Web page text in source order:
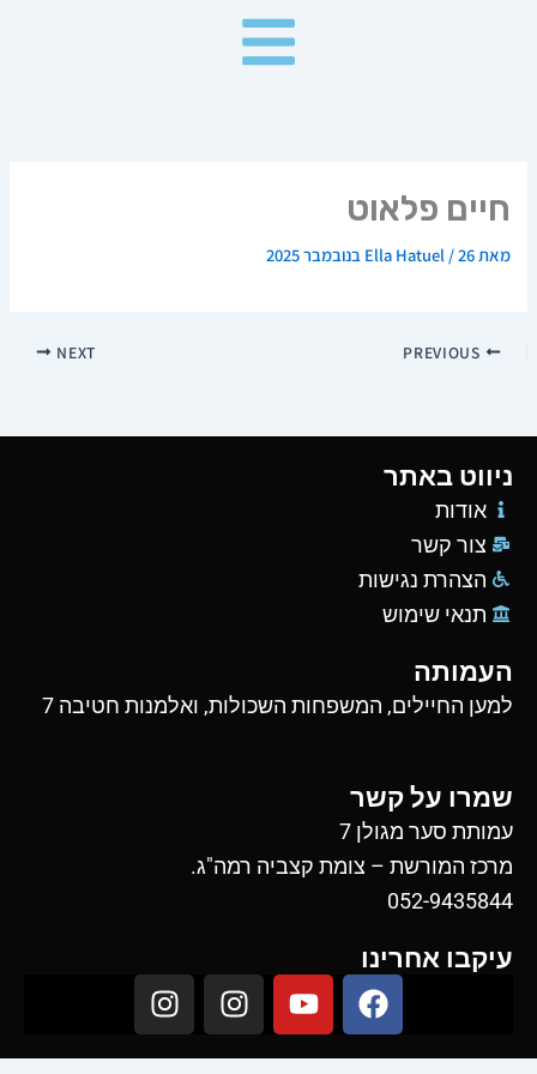
חיים פלאוט
מאת Ella Hatuel /26 בנובמבר 2025
NEXT
ניווט באתר
אודות
צור קשר
הצהרת נגישות
תנאי שימוש
העמותה
למען החיילים, המשפחות השכולות, ואלמנות חטיבה 7
שמרו על קשר
עמותת סער מגולן 7
מרכז המורשת – צומת קצביה רמה"ג.
052-9435844
עיקבו אחרינו
F
a
c
Y
o
u
I
n
s
I
n
s